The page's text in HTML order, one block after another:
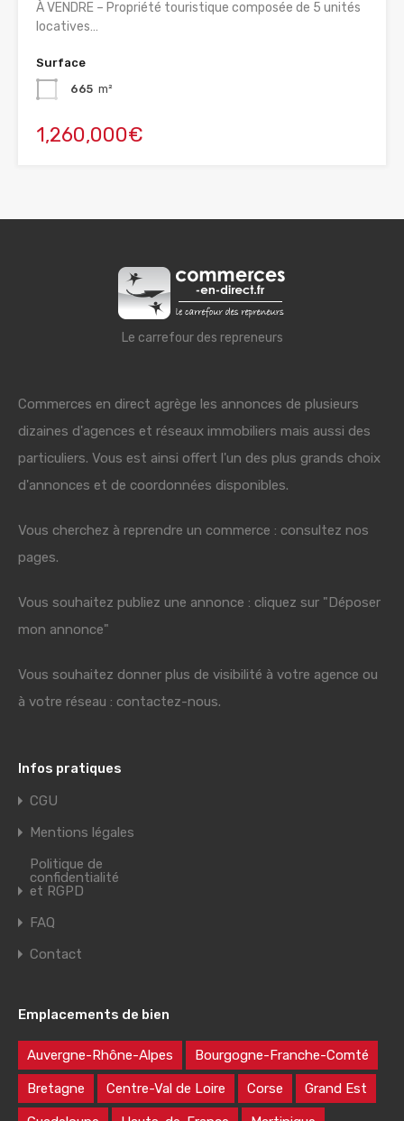
À VENDRE – Propriété touristique composée de 5 unités
locatives…
Surface
665 m²
1,260,000€
Le carrefour des repreneurs
Commerces en direct agrège les annonces de plusieurs
dizaines d'agences et réseaux immobiliers mais aussi des
particuliers. Vous est ainsi offert l'un des plus grands choix
d'annonces et de coordonnées disponibles.
Vous cherchez à reprendre un commerce : consultez nos
pages.
Vous souhaitez publiez une annonce : cliquez sur "Déposer
mon annonce"
Vous souhaitez donner plus de visibilité à votre agence ou
à votre réseau : contactez-nous.
Infos pratiques
CGU
Mentions légales
Politique de
confidentialité
et RGPD
FAQ
Contact
Emplacements de bien
Auvergne-Rhône-Alpes Bourgogne-Franche-Comté
Bretagne Centre-Val de Loire Corse Grand Est